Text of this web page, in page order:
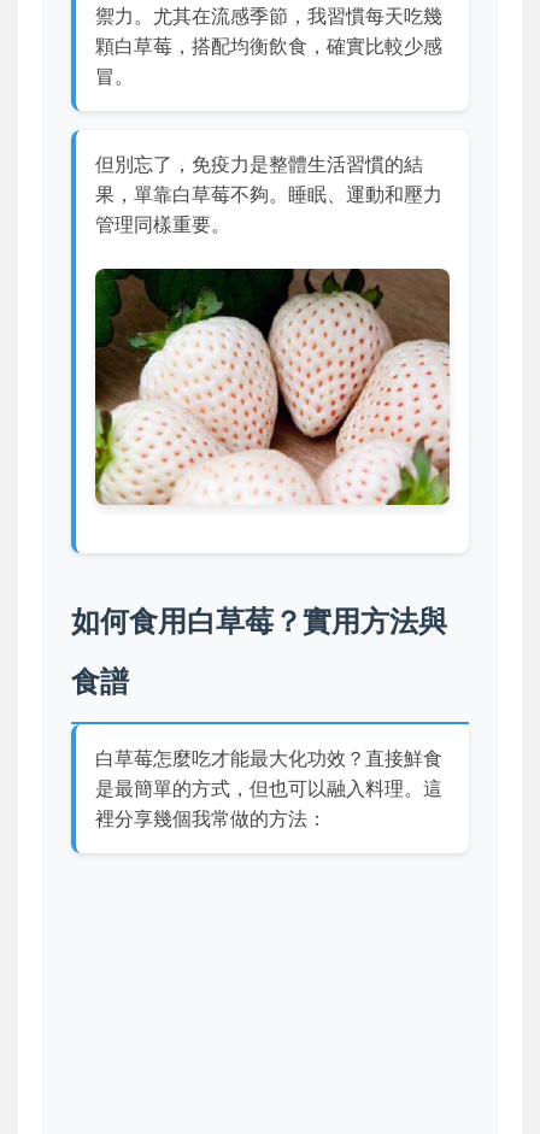
禦力。尤其在流感季節，我習慣每天吃幾
顆白草莓，搭配均衡飲食，確實比較少感
冒。
但別忘了，免疫力是整體生活習慣的結
果，單靠白草莓不夠。睡眠、運動和壓力
管理同樣重要。
如何食用白草莓？實用方法與
食譜
白草莓怎麼吃才能最大化功效？直接鮮食
是最簡單的方式，但也可以融入料理。這
裡分享幾個我常做的方法：